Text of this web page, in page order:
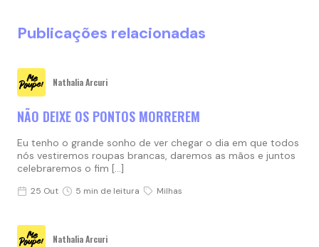
Publicações relacionadas
Nathalia Arcuri
NÃO DEIXE OS PONTOS MORREREM
Eu tenho o grande sonho de ver chegar o dia em que todos
nós vestiremos roupas brancas, daremos as mãos e juntos
celebraremos o fim […]
25 Out 5 min de leitura Milhas
Nathalia Arcuri